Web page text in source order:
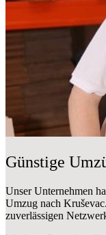
Günstige
Unser Unternehmen
Umzug nach
zuverlässigen